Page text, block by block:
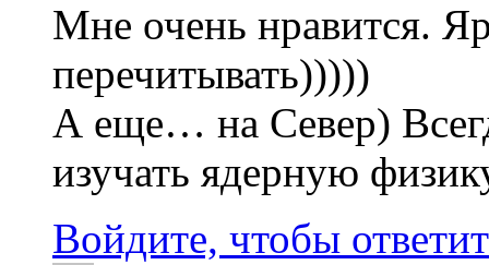
Мне очень нравится.
перечитывать)))))
А еще… на Север)
изучать ядерную
Войдите, чтобы